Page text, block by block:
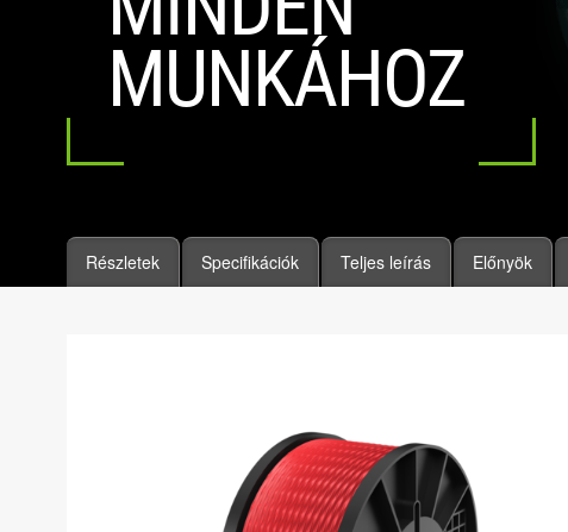
MUNKÁHOZ
Részletek Specifikációk Teljes leírás Előnyök